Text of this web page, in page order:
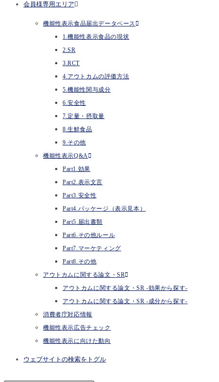
会員様専用エリア
機能性表示食品届出データベース
1.機能性表示食品の現状
2.SR
3.RCT
4.アウトカムの評価方法
5.機能性関与成分
6.安全性
7.定量・摂取量
8.生鮮食品
9.その他
機能性表示Q&A
Part1.効果
Part2.表示文言
Part3.安全性
Part4.パッケージ（表示見本）
Part5.届出書類
Part6.その他ルール
Part7.マーケティング
Part8.その他
アウトカムに関する論文・SR
アウトカムに関する論文・SR -効果から探す-
アウトカムに関する論文・SR -成分から探す-
消費者庁対応情報
機能性表示広告チェック
機能性表示に向けた動向
ウェブサイトの検索をトグル